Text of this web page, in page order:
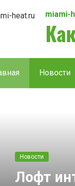
miami-
Новости
Новости
Лофт